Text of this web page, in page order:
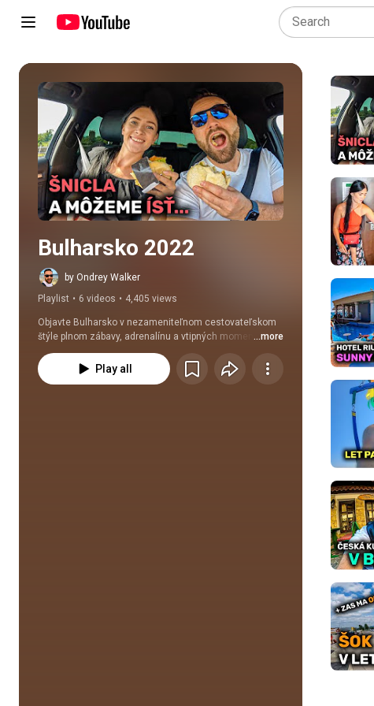
Play all
Bulharsko 2022
by Ondrey Walker
Playlist • 6 videos • 4,405 views
Objavte Bulharsko v nezameniteľnom cestovateľskom
štýle plnom zábavy, adrenalínu a vtipných momentov!
🇧🇬
...more
Play all